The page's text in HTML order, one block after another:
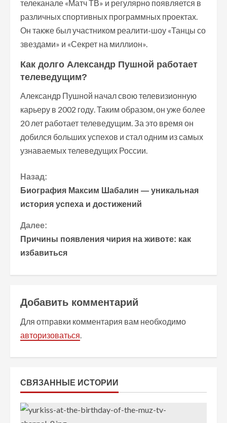
телеканале «Матч ТВ» и регулярно появляется в
различных спортивных программных проектах.
Он также был участником реалити-шоу «Танцы со
звездами» и «Секрет на миллион».
Как долго Александр Пушной работает
телеведущим?
Александр Пушной начал свою телевизионную
карьеру в 2002 году. Таким образом, он уже более
20 лет работает телеведущим. За это время он
добился больших успехов и стал одним из самых
узнаваемых телеведущих России.
П
р
о
д
ж
и
ч
т
Назад:
Биография Максим Шабалин — уникальная
история успеха и достижений
Далее:
Причины появления чирия на животе: как
избавиться
Добавить комментарий
Для отправки комментария вам необходимо
авторизоваться.
СВЯЗАННЫЕ ИСТОРИИ